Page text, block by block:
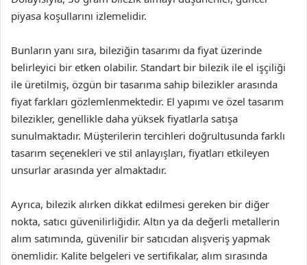
piyasa koşullarını izlemelidir.
Bunların yanı sıra, bileziğin tasarımı da fiyat üzerinde
belirleyici bir etken olabilir. Standart bir bilezik ile el işçiliği
ile üretilmiş, özgün bir tasarıma sahip bilezikler arasında
fiyat farkları gözlemlenmektedir. El yapımı ve özel tasarım
bilezikler, genellikle daha yüksek fiyatlarla satışa
sunulmaktadır. Müşterilerin tercihleri doğrultusunda farklı
tasarım seçenekleri ve stil anlayışları, fiyatları etkileyen
unsurlar arasında yer almaktadır.
Ayrıca, bilezik alırken dikkat edilmesi gereken bir diğer
nokta, satıcı güvenilirliğidir. Altın ya da değerli metallerin
alım satımında, güvenilir bir satıcıdan alışveriş yapmak
önemlidir. Kalite belgeleri ve sertifikalar, alım sırasında